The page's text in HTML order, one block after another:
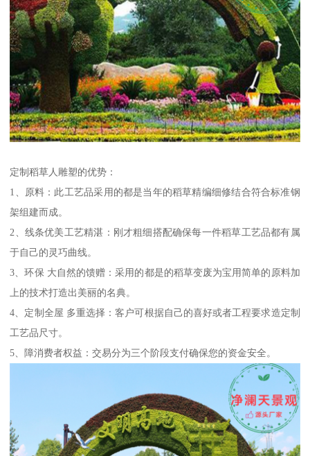
定制稻草人雕塑的优势：
1、原料：此工艺品采用的都是当年的稻草精编细修结合符合标准钢
架组建而成。
2、线条优美工艺精湛：刚才粗细搭配确保每一件稻草工艺品都有属
于自己的灵巧曲线。
3、环保 大自然的馈赠：采用的都是的稻草变废为宝用简单的原料加
上的技术打造出美丽的名典。
4、定制全屋 多重选择：客户可根据自己的喜好或者工程要求造定制
工艺品尺寸。
5、障消费者权益：交易分为三个阶段支付确保您的资金安全。